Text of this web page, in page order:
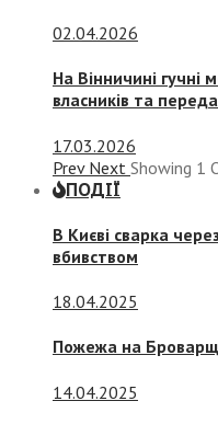
02.04.2026
На Вінничині гучні
власників та
17.03.2026
Prev Next Showing 1
ПОДІЇ
В Києві сварка
вбивством
18.04.2025
Пожежа на
14.04.2025